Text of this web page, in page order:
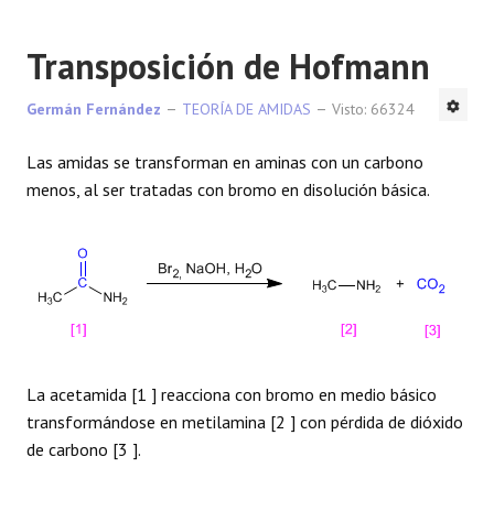
Transposición de Hofmann
Germán Fernández TEORÍA DE AMIDAS Visto: 66324
Las amidas se transforman en aminas con un carbono
menos, al ser tratadas con bromo en disolución básica.
La acetamida [1 ] reacciona con bromo en medio básico
transformándose en metilamina [2 ] con pérdida de dióxido
de carbono [3 ].